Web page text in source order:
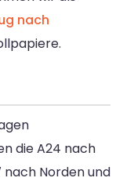
nach
die A24 nach
Norden und